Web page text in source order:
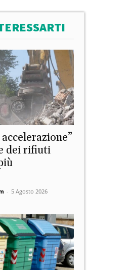
dei rifiuti
- 5 Agosto 2026